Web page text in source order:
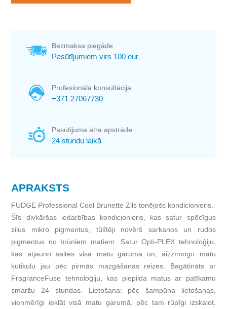
Bezmaksa piegāde
Pasūtījumiem virs 100 eur
Profesionāla konsultācija
+371 27067730
Pasūtijuma ātra apstrāde
24 stundu laikā
APRAKSTS
FUDGE Professional Cool Brunette Zils tonējošs kondicionieris.
Šīs divkāršas iedarbības kondicionieris, kas satur spēcīgus
zilus mikro pigmentus, tūlītēji novērš sarkanos un rudos
pigmentus no brūniem matiem. Satur Opti-PLEX tehnoloģiju,
kas atjauno saites visā matu garumā un, aizzīmogo matu
kutikulu jau pēc pirmās mazgāšanas reizes. Bagātināts ar
FragranceFuse tehnoloģiju, kas piepilda matus ar patīkamu
smaržu 24 stundas. Lietošana: pēc šampūna lietošanas,
vienmērīgi ieklāt visā matu garumā, pēc tam rūpīgi izskalot.